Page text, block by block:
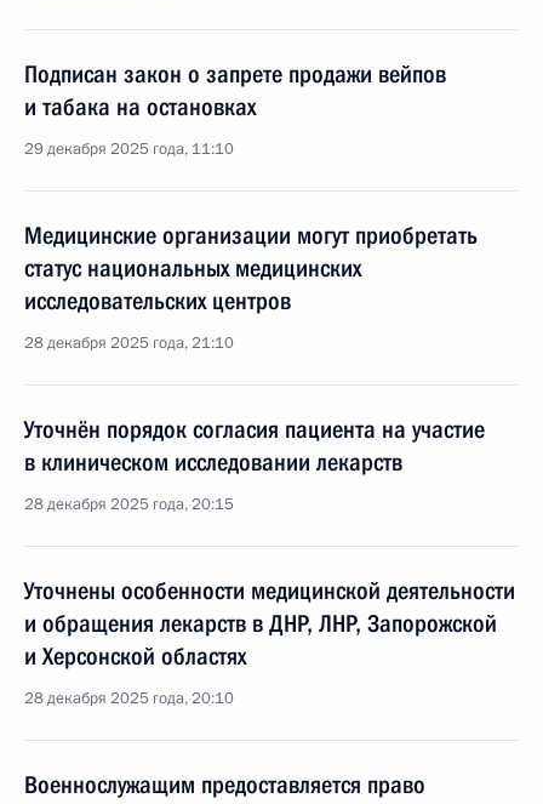
Подписан закон о запрете продажи вейпов
и табака на остановках
29 декабря 2025 года, 11:10
Медицинские организации могут приобретать
статус национальных медицинских
исследовательских центров
28 декабря 2025 года, 21:10
Уточнён порядок согласия пациента на участие
в клиническом исследовании лекарств
28 декабря 2025 года, 20:15
Уточнены особенности медицинской деятельности
и обращения лекарств в ДНР, ЛНР, Запорожской
и Херсонской областях
28 декабря 2025 года, 20:10
Военнослужащим предоставляется право